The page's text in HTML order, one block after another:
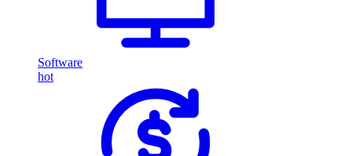
Software
hot